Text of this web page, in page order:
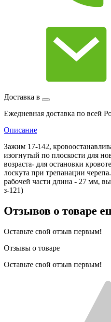
Доставка в
Ежедневная доставка по всей
Описание
Зажим 17-142,
изогнутый по плоскости для
возраста- для остановки
лоскута при трепанации
рабочей части длина - 27 мм,
з-121)
Отзывов о товаре
Оставьте свой отзыв первым!
Отзывы о товаре
Оставьте свой отзыв первым!